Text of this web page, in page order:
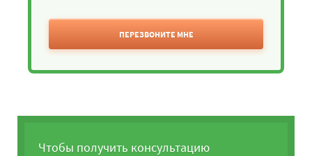
ПЕРЕЗВОНИТЕ МНЕ
Чтобы получить консультацию